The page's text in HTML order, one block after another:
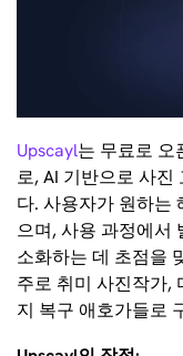
Upscayl는 무료로 오
로, AI 기반으로 사진
다. 사용자가 원하는
으며, 사용 과정에서
소화하는 데 초점을
주로 취미 사진작가,
지 복구 애호가들로